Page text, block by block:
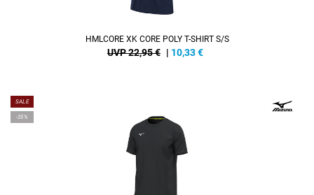
HMLCORE XK CORE POLY T-SHIRT S/S
UVP 22,95 € | 10,33€
SALE
-35%